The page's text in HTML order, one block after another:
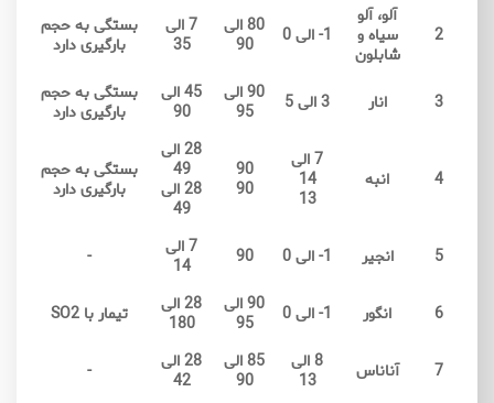
2
آلو، آلو
سیاه و
شابلون
1- الی 0 80 الی
90
7 الی
35
بستگی به حجم
بارگیری دارد
3 انار 3 الی 5 90 الی
95
45 الی
90
بستگی به حجم
بارگیری دارد
4 انبه
7 الی
14
13
90
90
28 الی
49
28 الی
49
بستگی به حجم
بارگیری دارد
5 انجیر 1- الی 0 90 7 الی
14
-
6 انگور 1- الی 0 90 الی
95
28 الی
180 تیمار با SO2
7 آناناس 8 الی
13
85 الی
90
28 الی
42
-